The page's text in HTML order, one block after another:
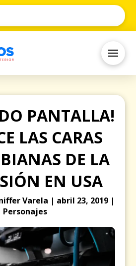
PANTALLA!
LAS CARAS
DE LA
EN USA
Varela | abril 23, 2019 |
Personajes